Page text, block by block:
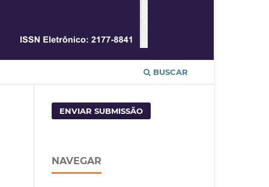
BUSCAR
ENVIAR SUBMISSÃO
NAVEGAR